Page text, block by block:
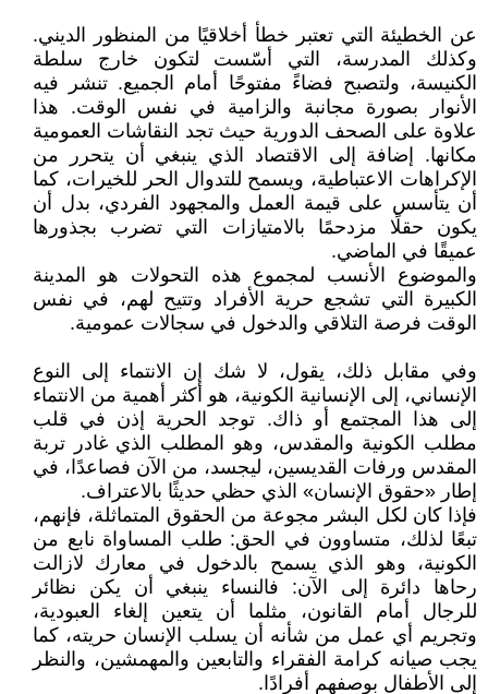
عن الخطيئة التي تعتبر خطأ أخلاقيًا من المنظور الديني.
وكذلك المدرسة، التي أسّست لتكون خارج سلطة
الكنيسة، ولتصبح فضاءً مفتوحًا أمام الجميع. تنشر فيه
الأنوار بصورة مجانبة والزامية في نفس الوقت. هذا
علاوة على الصحف الدورية حيث تجد النقاشات العمومية
مكانها. إضافة إلى الاقتصاد الذي ينبغي أن يتحرر من
الإكراهات الاعتباطية، ويسمح للتدوال الحر للخيرات، كما
أن يتأسس على قيمة العمل والمجهود الفردي، بدل أن
يكون حقلًا مزدحمًا بالامتيازات التي تضرب بجذورها
عميقًا في الماضي.
والموضوع الأنسب لمجموع هذه التحولات هو المدينة
الكبيرة التي تشجع حرية الأفراد وتتيح لهم، في نفس
الوقت فرصة التلاقي والدخول في سجالات عمومية.
وفي مقابل ذلك، يقول، لا شك إن الانتماء إلى النوع
الإنساني، إلى الإنسانية الكونية، هو أكثر أهمية من الانتماء
إلى هذا المجتمع أو ذاك. توجد الحرية إذن في قلب
مطلب الكونية والمقدس، وهو المطلب الذي غادر تربة
المقدس ورفات القديسين، ليجسد، من الآن فصاعدًا، في
إطار «حقوق الإنسان» الذي حظي حديثًا بالاعتراف.
فإذا كان لكل البشر مجوعة من الحقوق المتماثلة، فإنهم،
تبعًا لذلك، متساوون في الحق: طلب المساواة نابع من
الكونية، وهو الذي يسمح بالدخول في معارك لازالت
رحاها دائرة إلى الآن: فالنساء ينبغي أن يكن نظائر
للرجال أمام القانون، مثلما أن يتعين إلغاء العبودية،
وتجريم أي عمل من شأنه أن يسلب الإنسان حريته، كما
يجب صيانه كرامة الفقراء والتابعين والمهمشين، والنظر
إلى الأطفال بوصفهم أفرادًا.